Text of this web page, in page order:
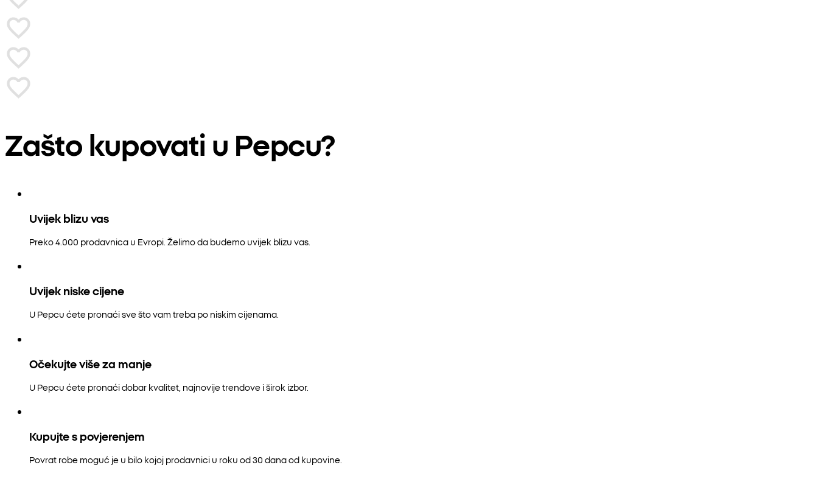
Zašto kupovati u Pepcu?
Uvijek blizu vas
Preko 4.000 prodavnica u Evropi. Želimo da budemo uvijek blizu vas.
Uvijek niske cijene
U Pepcu ćete pronaći sve što vam treba po niskim cijenama.
Očekujte više za manje
U Pepcu ćete pronaći dobar kvalitet, najnovije trendove i širok izbor.
Kupujte s povjerenjem
Povrat robe moguć je u bilo kojoj prodavnici u roku od 30 dana od kupovine.